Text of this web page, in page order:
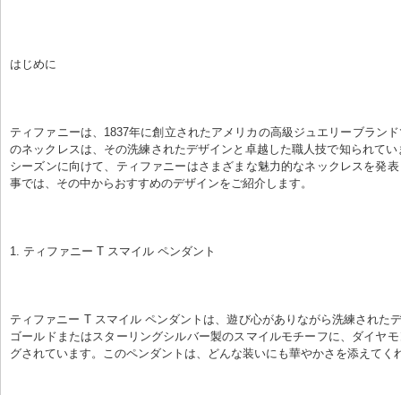
はじめに
ティファニーは、1837年に創立されたアメリカの高級ジュエリーブラン
のネックレスは、その洗練されたデザインと卓越した職人技で知られてい
シーズンに向けて、ティファニーはさまざまな魅力的なネックレスを発
事では、その中からおすすめのデザインをご紹介します。
1. ティファニー T スマイル ペンダント
ティファニー T スマイル ペンダントは、遊び心がありながら洗練された
ゴールドまたはスターリングシルバー製のスマイルモチーフに、ダイヤ
グされています。このペンダントは、どんな装いにも華やかさを添えてく